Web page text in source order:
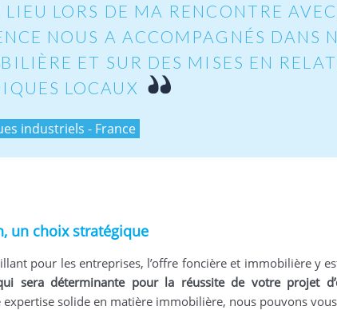
LORS DE MA RENCONTRE
NOUS A ACCOMPAGNÉS DANS
ET SUR DES MISES EN
LOCAUX
industriels - France
un choix stratégique
pour les entreprises, l’offre foncière et immobilière y
sera déterminante pour la réussite de votre projet
solide en matière immobilière, nous pouvons